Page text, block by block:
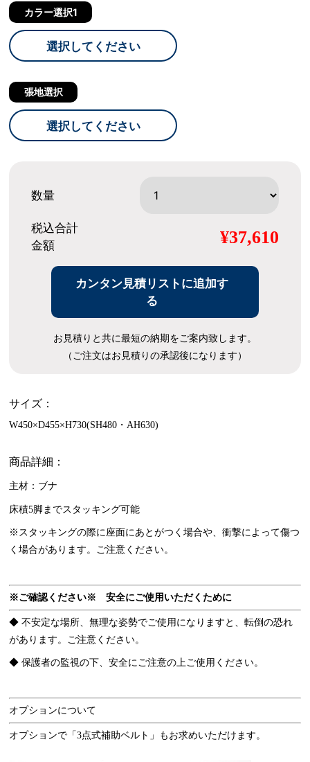
カラー選択1
選択してください
張地選択
選択してください
数量
税込合計
金額
¥37,610
カンタン見積リストに追加す
る
お見積りと共に最短の納期をご案内致します。
（ご注文はお見積りの承認後になります）
サイズ：
W450×D455×H730(SH480・AH630)
商品詳細：
主材：ブナ
床積5脚までスタッキング可能
※スタッキングの際に座面にあとがつく場合や、衝撃によって傷つ
く場合があります。ご注意ください。
※ご確認ください※ 安全にご使用いただくために
◆ 不安定な場所、無理な姿勢でご使用になりますと、転倒の恐れ
があります。ご注意ください。
◆ 保護者の監視の下、安全にご注意の上ご使用ください。
オプションについて
オプションで「3点式補助ベルト」もお求めいただけます。